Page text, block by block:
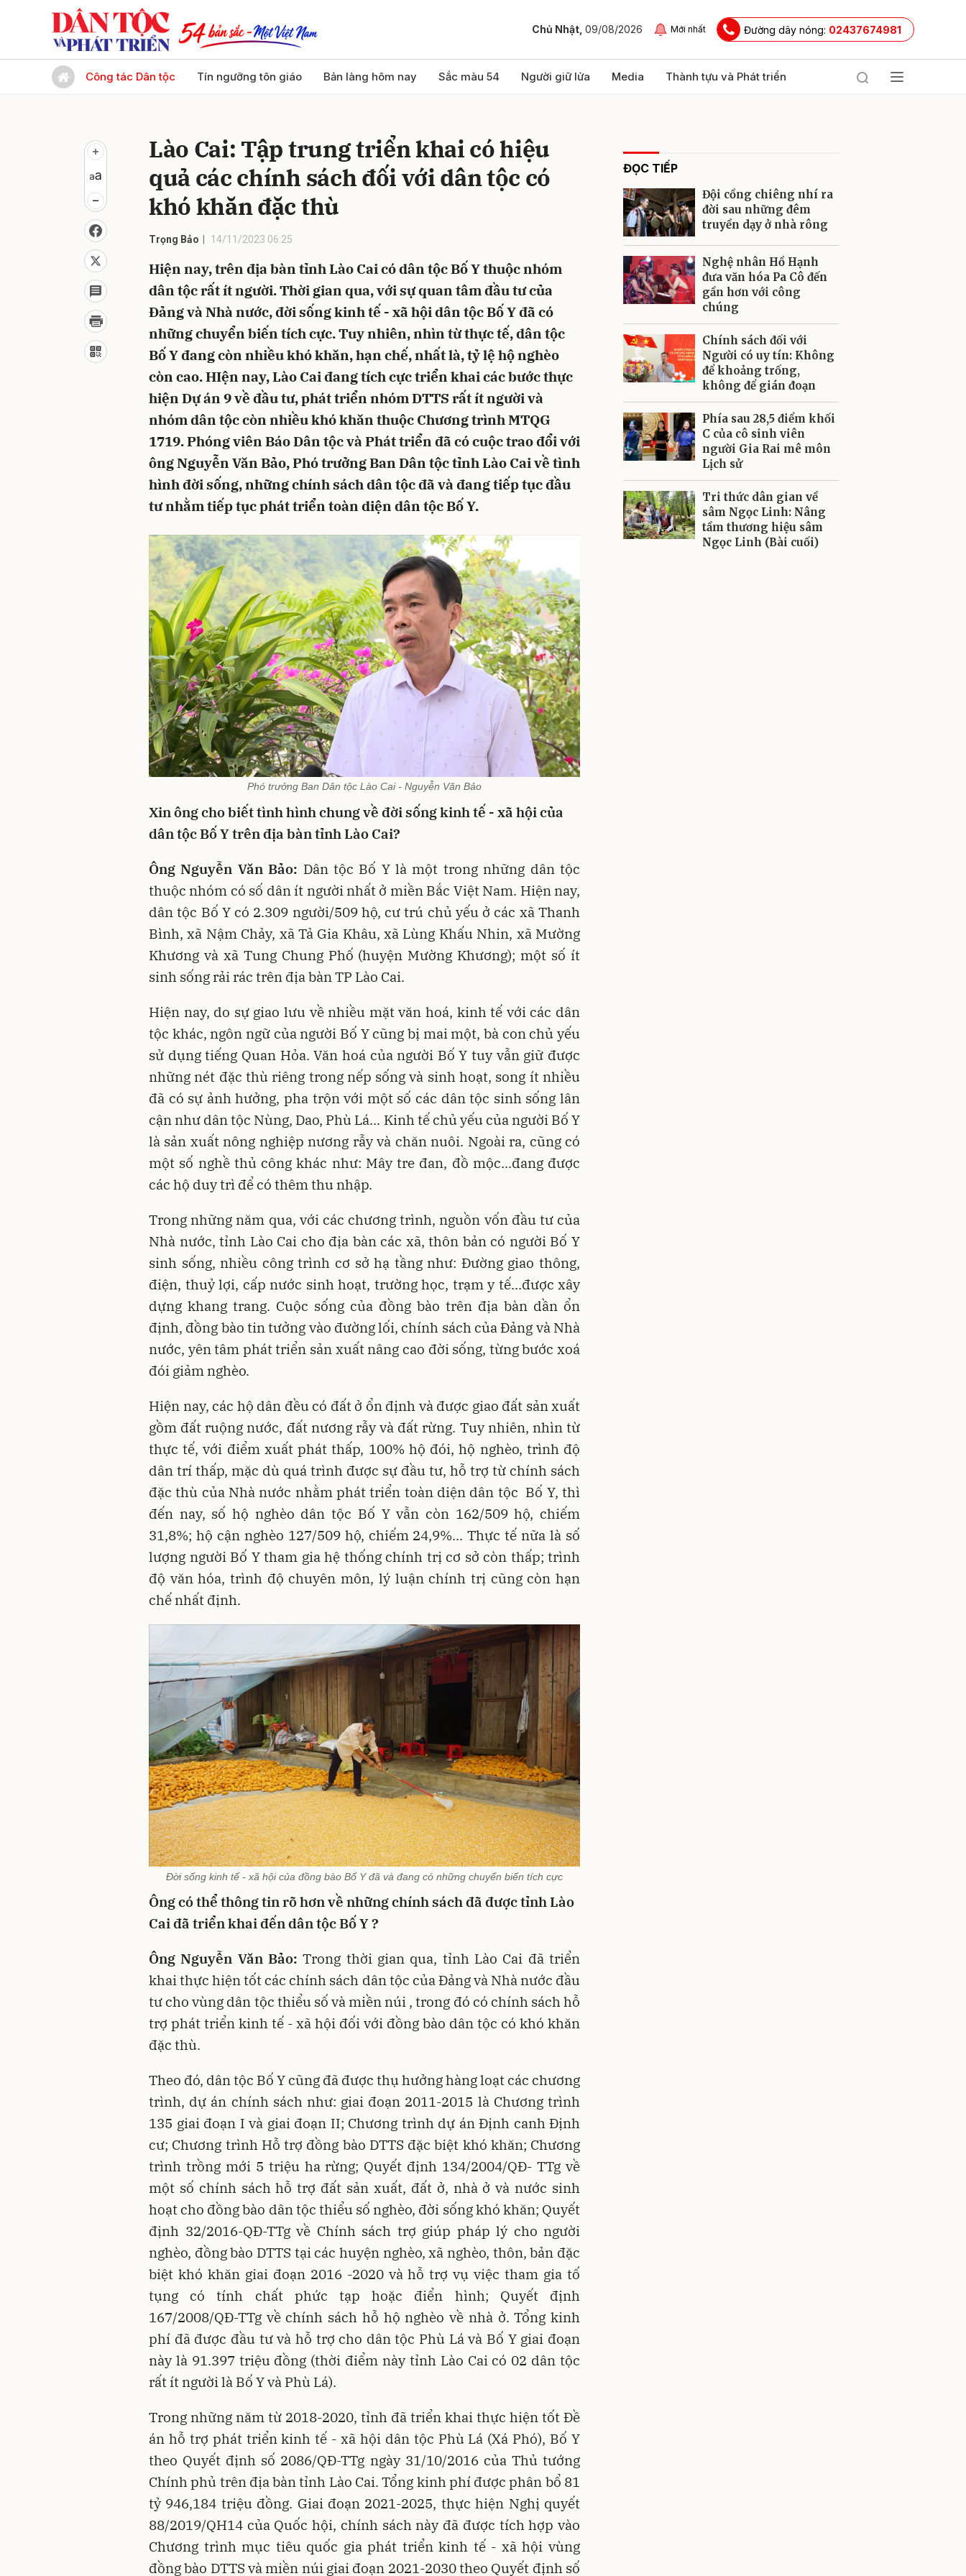
Chủ Nhật, 09/08/2026 Mới nhất Đường dây nóng: 02437674981
Công tác Dân tộc Tín ngưỡng tôn giáo Bản làng hôm nay Sắc màu 54 Người giữ lửa Media Thành tựu và Phát triển
Lào Cai: Tập trung triển khai có hiệu
quả các chính sách đối với dân tộc có
khó khăn đặc thù
Trọng Bảo 14/11/2023 06:25
Hiện nay, trên địa bàn tỉnh Lào Cai có dân tộc Bố Y thuộc nhóm
dân tộc rất ít người. Thời gian qua, với sự quan tâm đầu tư của
Đảng và Nhà nước, đời sống kinh tế - xã hội dân tộc Bố Y đã có
những chuyển biến tích cực. Tuy nhiên, nhìn từ thực tế, dân tộc
Bố Y đang còn nhiều khó khăn, hạn chế, nhất là, tỷ lệ hộ nghèo
còn cao. HIện nay, Lào Cai đang tích cực triển khai các bước thực
hiện Dự án 9 về đầu tư, phát triển nhóm DTTS rất ít người và
nhóm dân tộc còn nhiều khó khăn thuộc Chương trình MTQG
1719. Phóng viên Báo Dân tộc và Phát triển đã có cuộc trao đổi với
ông Nguyễn Văn Bảo, Phó trưởng Ban Dân tộc tỉnh Lào Cai về tình
hình đời sống, những chính sách dân tộc đã và đang tiếp tục đầu
tư nhằm tiếp tục phát triển toàn diện dân tộc Bố Y.
Phó trưởng Ban Dân tộc Lào Cai - Nguyễn Văn Bảo
Xin ông cho biết tình hình chung về đời sống kinh tế - xã hội của
dân tộc Bố Y trên địa bàn tỉnh Lào Cai?
Ông Nguyễn Văn Bảo: Dân tộc Bố Y là một trong những dân tộc
thuộc nhóm có số dân ít ng­ười nhất ở miền Bắc Việt Nam. Hiện nay,
dân tộc Bố Y có 2.309 người/509 hộ, cư­­ trú chủ yếu ở các xã Thanh
Bình, xã Nậm Chảy, xã Tả Gia Khâu, xã Lùng Khấu Nhin, xã Mường
Khương và xã Tung Chung Phố (huyện M­ường Khư­­ơng); một số ít
sinh sống rải rác trên địa bàn TP Lào Cai.
Hiện nay, do sự giao l­­ưu về nhiều mặt văn hoá, kinh tế với các dân
tộc khác, ngôn ngữ của người Bố Y cũng bị mai một, bà con chủ yếu
sử dụng tiếng Quan Hỏa. Văn hoá của ngư­ời Bố Y tuy vẫn giữ đư­ợc
những nét đặc thù riêng trong nếp sống và sinh hoạt, song ít nhiều
đã có sự ảnh hưởng, pha trộn với một số các dân tộc sinh sống lân
cận như dân tộc Nùng, Dao, Phù Lá... Kinh tế chủ yếu của ngư­ời Bố Y
là sản xuất nông nghiệp n­­ương rẫy và chăn nuôi. Ngoài ra, cũng có
một số nghề thủ công khác như­­: Mây tre đan, đồ mộc...đang được
các hộ duy trì để có thêm thu nhập.
Trong những năm qua, với các chương trình, nguồn vốn đầu tư của
Nhà nước, tỉnh Lào Cai cho địa bàn các xã, thôn bản có người Bố Y
sinh sống, nhiều công trình cơ sở hạ tầng như: Đường giao thông,
điện, thuỷ lợi, cấp nước sinh hoạt, trường học, trạm y tế...được xây
dựng khang trang. Cuộc sống của đồng bào trên địa bàn dần ổn
định, đồng bào tin tưởng vào đường lối, chính sách của Đảng và Nhà
nước, yên tâm phát triển sản xuất nâng cao đời sống, từng bước xoá
đói giảm nghèo.
Hiện nay, các hộ dân đều có đất ở ổn định và được giao đất sản xuất
gồm đất ruộng nước, đất nương rẫy và đất rừng. Tuy nhiên, nhìn từ
thực tế, với điểm xuất phát thấp, 100% hộ đói, hộ nghèo, trình độ
dân trí thấp, mặc dù quá trình được sự đầu tư, hỗ trợ từ chính sách
đặc thù của Nhà nước nhằm phát triển toàn diện dân tộc Bố Y, thì
đến nay, số hộ nghèo dân tộc Bố Y vẫn còn 162/509 hộ, chiếm
31,8%; hộ cận nghèo 127/509 hộ, chiếm 24,9%... Thực tế nữa là số
lượng người Bố Y tham gia hệ thống chính trị cơ sở còn thấp; trình
độ văn hóa, trình độ chuyên môn, lý luận chính trị cũng còn hạn
chế nhất định.
Đời sống kinh tế - xã hội của đồng bào Bố Y đã và đang có những chuyển biến tích cực
Ông có thể thông tin rõ hơn về những chính sách đã được tỉnh Lào
Cai đã triển khai đến dân tộc Bố Y ?
Ông Nguyễn Văn Bảo: Trong thời gian qua, tỉnh Lào Cai đã triển
khai thực hiện tốt các chính sách dân tộc của Đảng và Nhà nước đầu
tư cho vùng dân tộc thiểu số và miền núi , trong đó có chính sách hỗ
trợ phát triển kinh tế - xã hội đối với đồng bào dân tộc có khó khăn
đặc thù.
Theo đó, dân tộc Bố Y cũng đã được thụ hưởng hàng loạt các chương
trình, dự án chính sách như: giai đoạn 2011-2015 là Chương trình
135 giai đoạn I và giai đoạn II; Chương trình dự án Định canh Định
cư; Chương trình Hỗ trợ đồng bào DTTS đặc biệt khó khăn; Chương
trình trồng mới 5 triệu ha rừng; Quyết định 134/2004/QĐ- TTg về
một số chính sách hỗ trợ đất sản xuất, đất ở, nhà ở và nước sinh
hoạt cho đồng bào dân tộc thiểu số nghèo, đời sống khó khăn; Quyết
định 32/2016-QĐ-TTg về Chính sách trợ giúp pháp lý cho người
nghèo, đồng bào DTTS tại các huyện nghèo, xã nghèo, thôn, bản đặc
biệt khó khăn giai đoạn 2016 -2020 và hỗ trợ vụ việc tham gia tố
tụng có tính chất phức tạp hoặc điển hình; Quyết định
167/2008/QĐ-TTg về chính sách hỗ hộ nghèo về nhà ở. Tổng kinh
phí đã được đầu tư và hỗ trợ cho dân tộc Phù Lá và Bố Y giai đoạn
này là 91.397 triệu đồng (thời điểm này tỉnh Lào Cai có 02 dân tộc
rất ít người là Bố Y và Phù Lá).
Trong những năm từ 2018-2020, tỉnh đã triển khai thực hiện tốt Đề
án hỗ trợ phát triển kinh tế - xã hội dân tộc Phù Lá (Xá Phó), Bố Y
theo Quyết định số 2086/QĐ-TTg ngày 31/10/2016 của Thủ tướng
Chính phủ trên địa bàn tỉnh Lào Cai. Tổng kinh phí được phân bổ 81
tỷ 946,184 triệu đồng. Giai đoạn 2021-2025, thực hiện Nghị quyết
88/2019/QH14 của Quốc hội, chính sách này đã được tích hợp vào
Chương trình mục tiêu quốc gia phát triển kinh tế - xã hội vùng
đồng bào DTTS và miền núi giai đoạn 2021-2030 theo Quyết định số
ĐỌC TIẾP
Đội cồng chiêng nhí ra
đời sau những đêm
truyền dạy ở nhà rông
Nghệ nhân Hồ Hạnh
đưa văn hóa Pa Cô đến
gần hơn với công
chúng
Chính sách đối với
Người có uy tín: Không
để khoảng trống,
không để gián đoạn
Phía sau 28,5 điểm khối
C của cô sinh viên
người Gia Rai mê môn
Lịch sử
Tri thức dân gian về
sâm Ngọc Linh: Nâng
tầm thương hiệu sâm
Ngọc Linh (Bài cuối)
Gửi bình luận
Gửi